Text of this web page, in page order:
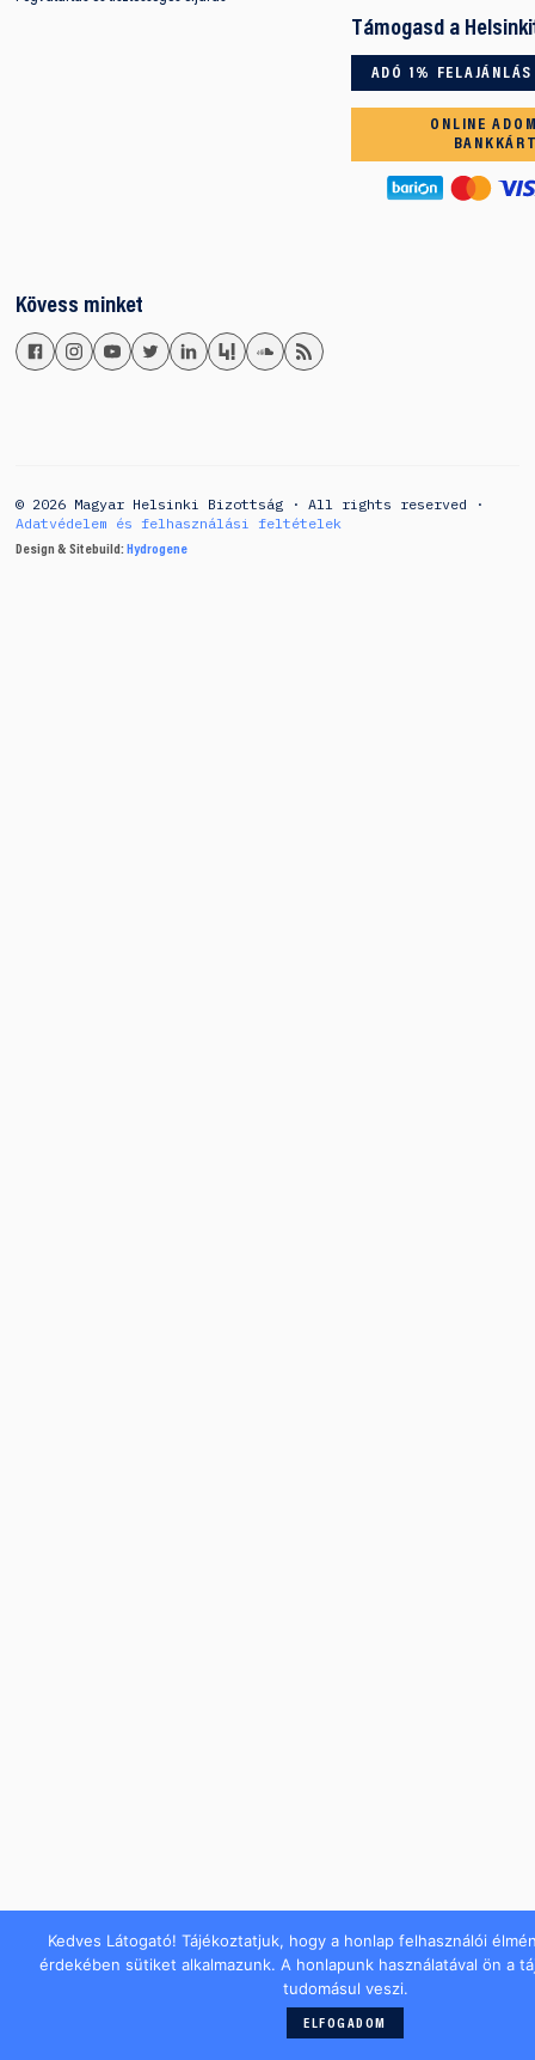
Támogasd a
ADÓ 1% FELAJÁNLÁS
ONLINE
Kövess minket
© 2026 Magyar Helsinki Bizottság · All rights reserved ·
Adatvédelem és felhasználási feltételek
Design & Sitebuild: Hydrogene
Kedves Látogató! Tájékoztatjuk, hogy a honlap felhasználói
érdekében sütiket alkalmazunk. A honlapunk használatával ön a
tudomásul veszi.
ELFOGADOM